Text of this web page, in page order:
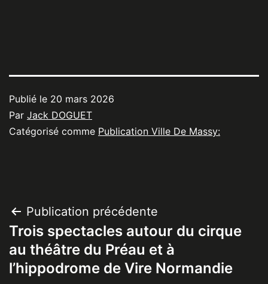
Publié le 20 mars 2026
Par Jack DOGUET
Catégorisé comme Publication Ville De Massy:
Navigation
de
l’article
Publication précédente
Trois spectacles autour du cirque
au théâtre du Préau et à
l’hippodrome de Vire Normandie